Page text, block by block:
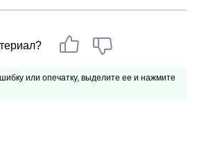
или опечатку, выделите ее и нажмите